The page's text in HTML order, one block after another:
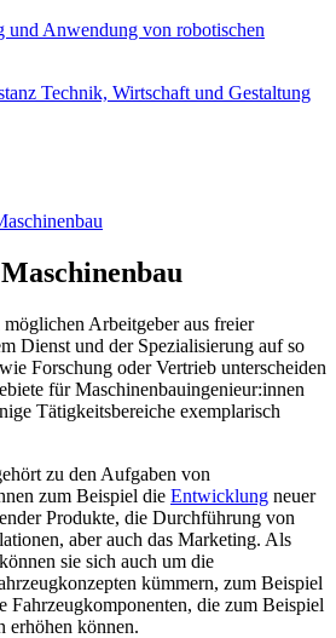
Anwendung von robotischen
Technik, Wirtschaft und Gestaltung
Arbeitgeber aus freier
Dienst und der Spezialisierung auf so
Forschung oder Vertrieb unterscheiden
für Maschinenbauingenieur:innen
Tätigkeitsbereiche exemplarisch
zu den Aufgaben von
zum Beispiel die Entwicklung neuer
Produkte, die Durchführung von
aber auch das Marketing. Als
sie sich auch um die
kümmern, zum Beispiel
Fahrzeugkomponenten, die zum Beispiel
erhöhen können.